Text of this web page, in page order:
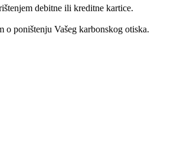
debitne ili kreditne kartice.
poništenju Vašeg karbonskog otiska.